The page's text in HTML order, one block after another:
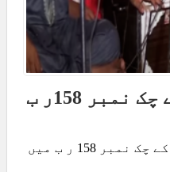
تحصیل چک جھمرہ کے چک نمبر 158ر ب
5 Dec 2017تحصیل چک جھمرہ کے چک نمبر 158 ر ب میں